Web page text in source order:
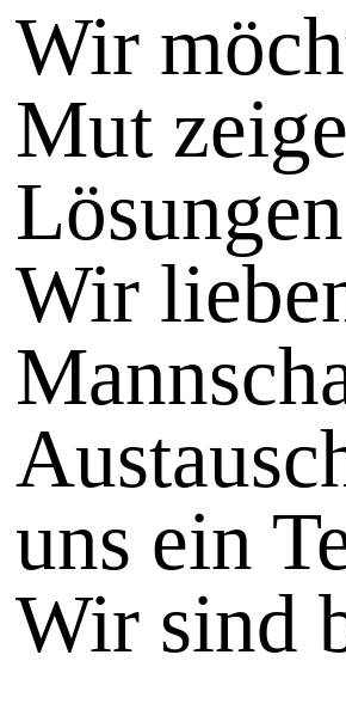
Wir
Mut
Wir
uns ein
Wir sind